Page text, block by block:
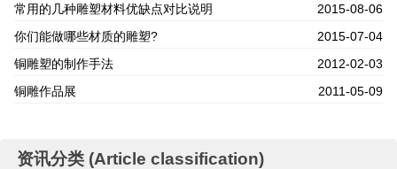
常用的几种雕塑材料优缺点对比说明
2015-08-06
你们能做哪些材质的雕塑?
2015-07-04
铜雕塑的制作手法
2012-02-03
铜雕作品展
2011-05-09
资讯分类 (Article classification)